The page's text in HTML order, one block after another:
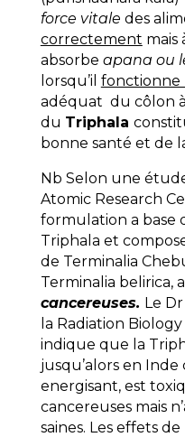
force vitale des
correctement mais
absorbe apana ou
lorsqu’il fonctionne
adéquat du côlon à
du Triphala
bonne santé et de
Nb Selon une
Atomic Research
formulation a base
Triphala et
de Terminalia
Terminalia belirica,
cancereuses. Le
la Radiation
indique que la
jusqu’alors en
energisant, est
cancereuses mais
saines. Les effets